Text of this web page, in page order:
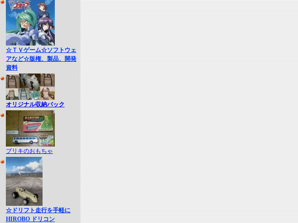
☆ＴＶゲーム☆ソフトウェ
アなど☆版権、製品、開発
資料
オリジナル収納バック
ブリキのおもちゃ
☆ドリフト走行を手軽に
HIROBO ドリコン